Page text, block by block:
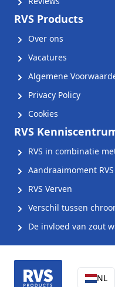
RVS Products
Over ons
Vacatures
Algemene
Privacy Policy
Cookies
RVS
RVS in combinatie
Aandraaimoment
RVS Verven
Verschil tussen
De invloed van zout
NL